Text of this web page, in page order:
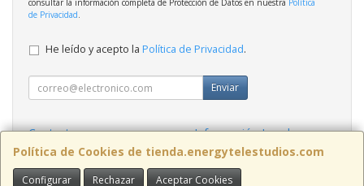
Política de Cookies de tienda.energytelestudios.com
Configurar Rechazar Aceptar Cookies
consultar la información completa de Protección de Datos en nuestra Política
de Privacidad.
He leído y acepto la Política de Privacidad.
Enviar
Contacto
Información Legal
Política Privacidad
Política de Cookies